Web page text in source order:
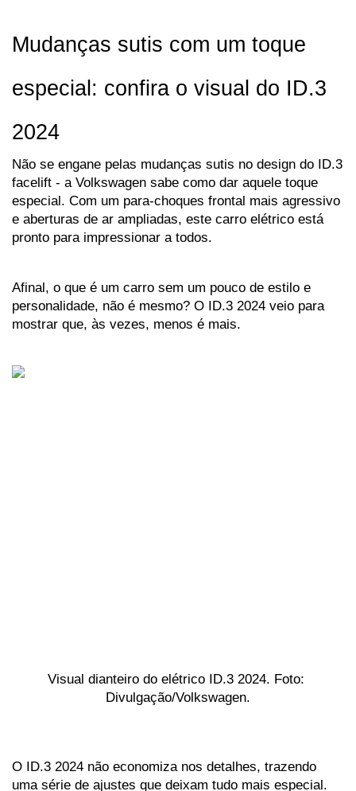
Mudanças sutis com um toque
especial: confira o visual do ID.3
2024
Não se engane pelas mudanças sutis no design do ID.3
facelift - a Volkswagen sabe como dar aquele toque
especial. Com um para-choques frontal mais agressivo
e aberturas de ar ampliadas, este carro elétrico está
pronto para impressionar a todos.
Afinal, o que é um carro sem um pouco de estilo e
personalidade, não é mesmo? O ID.3 2024 veio para
mostrar que, às vezes, menos é mais.
Visual dianteiro do elétrico ID.3 2024. Foto:
Divulgação/Volkswagen.
O ID.3 2024 não economiza nos detalhes, trazendo
uma série de ajustes que deixam tudo mais especial.